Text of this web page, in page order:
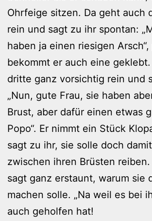
Ohrfeige sitzen. Da geht auch
rein und sagt zu ihr spontan:
haben ja einen riesigen
bekommt er auch eine
dritte ganz vorsichtig rein und
„Nun, gute Frau, sie haben
Brust, aber dafür einen etwas
Popo“. Er nimmt ein Stück
sagt zu ihr, sie solle doch
zwischen ihren Brüsten reiben.
sagt ganz erstaunt, warum sie
machen solle. „Na weil es bei
auch geholfen hat!